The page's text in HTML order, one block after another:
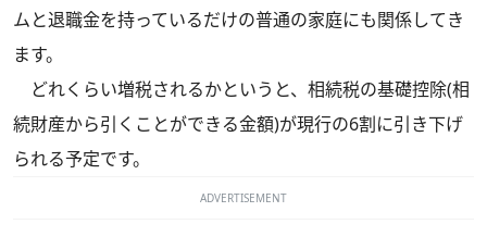
ムと退職金を持っているだけの普通の家庭にも関係してき
ます。
どれくらい増税されるかというと、相続税の基礎控除(相
続財産から引くことができる金額)が現行の6割に引き下げ
られる予定です。
ADVERTISEMENT